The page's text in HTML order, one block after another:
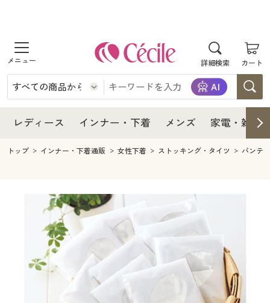
詳細検索 カート
商品を探す
レディース
レディースファッション
インナー・下着
インナー・下着通販すべて
メンズ下着
ジュニア・ティーンズ下着
メンズ
メンズファッション
メンズ下着
家電・雑貨すべて
キッチン・雑貨・日用品
寝具・インテリア・家具
寝具・インテリア・家具通販すべて
美容・健康
美容・健康通販すべて
制服・スクール
レディース インナー・下着 メンズ 家電・雑貨
レディース
レディース通販すべて
レディースファッション
インナー・下着
インナー・下着通販すべて
ジュニア・ティーンズ下着
メンズ
メンズ下着
キッチン・雑貨・日用品
寝具・インテリア・家具通販すべて
家具・収納
美容・健康
美容・健康通販すべて
美容・健康・サプリメント
制服・スクール
制服・スクールすべて
大きいサイズ
トップ インナー・下着通販 女性下着 ストッキング・タイツ パンテ